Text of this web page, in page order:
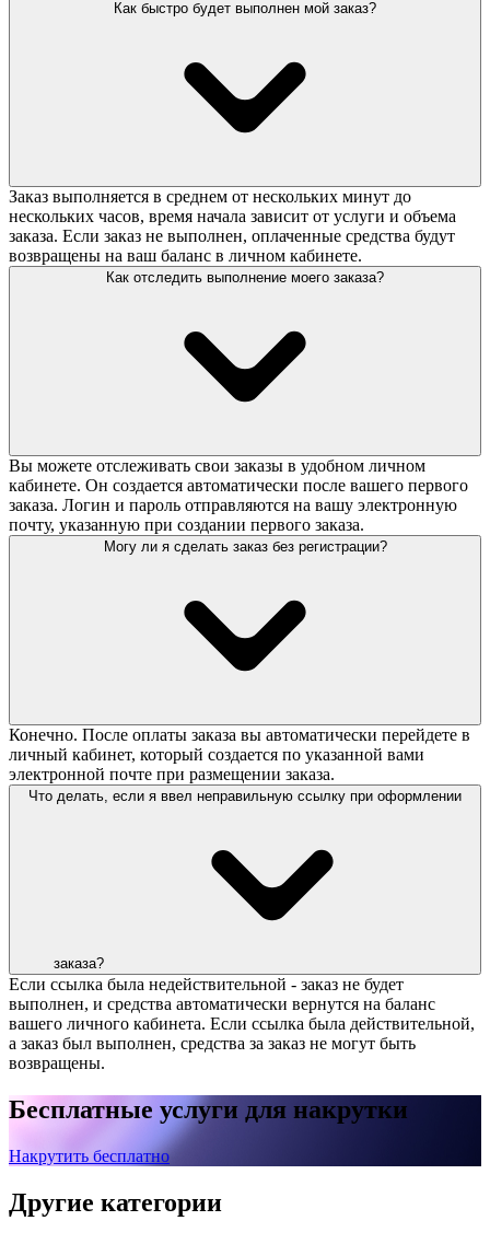
Как быстро будет выполнен мой заказ?
Заказ выполняется в среднем от нескольких минут до
нескольких часов, время начала зависит от услуги и объема
заказа. Если заказ не выполнен, оплаченные средства будут
возвращены на ваш баланс в личном кабинете.
Как отследить выполнение моего заказа?
Вы можете отслеживать свои заказы в удобном личном
кабинете. Он создается автоматически после вашего первого
заказа. Логин и пароль отправляются на вашу электронную
почту, указанную при создании первого заказа.
Могу ли я сделать заказ без регистрации?
Конечно. После оплаты заказа вы автоматически перейдете в
личный кабинет, который создается по указанной вами
электронной почте при размещении заказа.
Что делать, если я ввел неправильную ссылку при оформлении
заказа?
Если ссылка была недействительной - заказ не будет
выполнен, и средства автоматически вернутся на баланс
вашего личного кабинета. Если ссылка была действительной,
а заказ был выполнен, средства за заказ не могут быть
возвращены.
Бесплатные услуги для накрутки
Накрутить бесплатно
Другие категории